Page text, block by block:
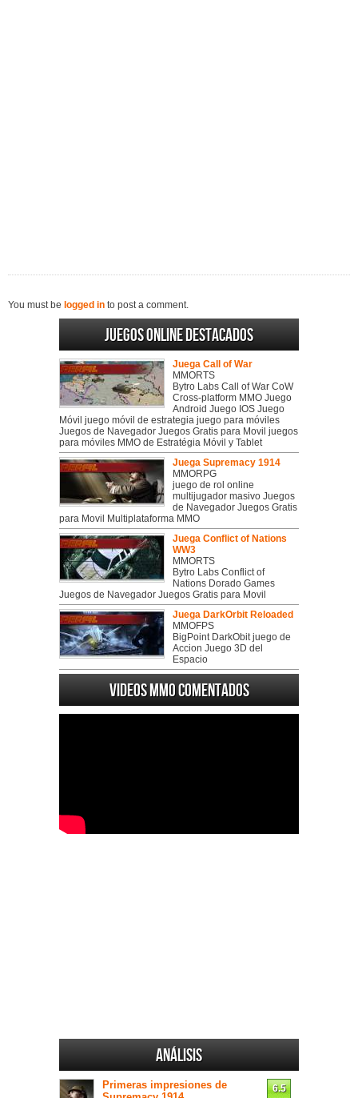
You must be logged in to post a comment.
Juegos online destacados
Juega Call of War
MMORTS
Bytro Labs Call of War CoW
Cross-platform MMO Juego
Android Juego IOS Juego
Móvil juego móvil de estrategia juego para móviles
Juegos de Navegador Juegos Gratis para Movil juegos
para móviles MMO de Estratégia Móvil y Tablet
Juega Supremacy 1914
MMORPG
juego de rol online
multijugador masivo Juegos
de Navegador Juegos Gratis
para Movil Multiplataforma MMO
Juega Conflict of Nations
WW3
MMORTS
Bytro Labs Conflict of
Nations Dorado Games
Juegos de Navegador Juegos Gratis para Movil
Juega DarkOrbit Reloaded
MMOFPS
BigPoint DarkObit juego de
Accion Juego 3D del
Espacio
Videos MMO Comentados
Análisis
Primeras impresiones de
6.5